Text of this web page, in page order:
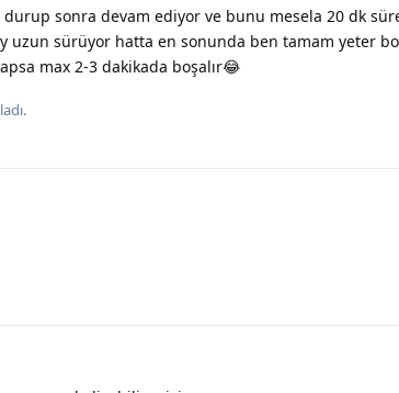
sonra devam ediyor ve bunu mesela 20 dk
uzun sürüyor hatta en sonunda ben tamam yeter
max 2-3 dakikada boşalır😂